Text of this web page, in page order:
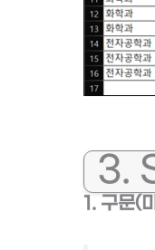
3.
1. 구문(